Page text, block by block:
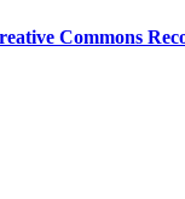
Commons